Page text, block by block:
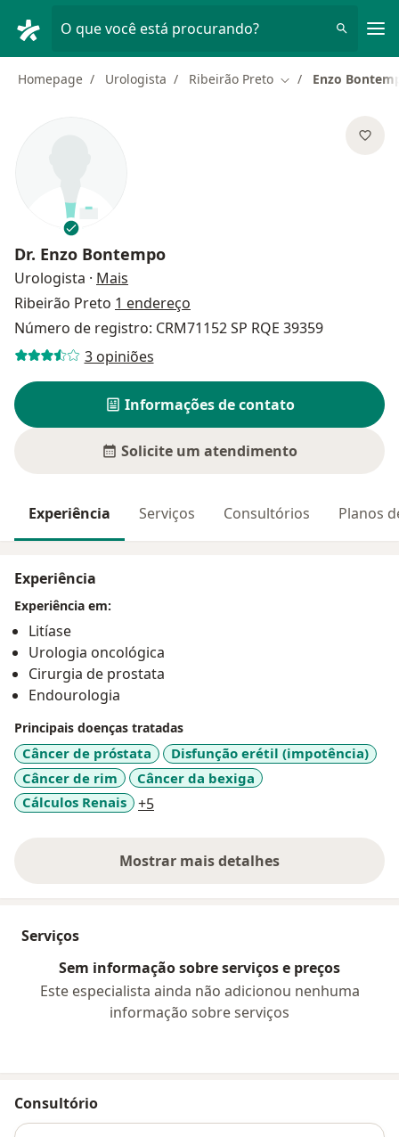
O que você está procurando?
Homepage Urologista Ribeirão Preto Mudar de cidade
Enzo
Dr. Enzo Bontempo
Urologista · Mais
Ribeirão Preto 1 endereço
Número de registro: CRM71152 SP RQE 39359
3 opiniões
Informações de contato
Solicite um atendimento
Experiência Serviços Consultórios Planos
Experiência
Experiência em:
Litíase
Urologia oncológica
Cirurgia de prostata
Endourologia
Principais doenças tratadas
Câncer de próstata
Disfunção erétil (impotência)
Câncer de rim
Câncer da bexiga
Cálculos Renais
+5a11y_sr_more_diseases
Mostrar mais detalhes
sobre a experiência
Serviços
Sem informação sobre serviços e preços
Este especialista ainda não adicionou nenhuma
informação sobre serviços
Consultório